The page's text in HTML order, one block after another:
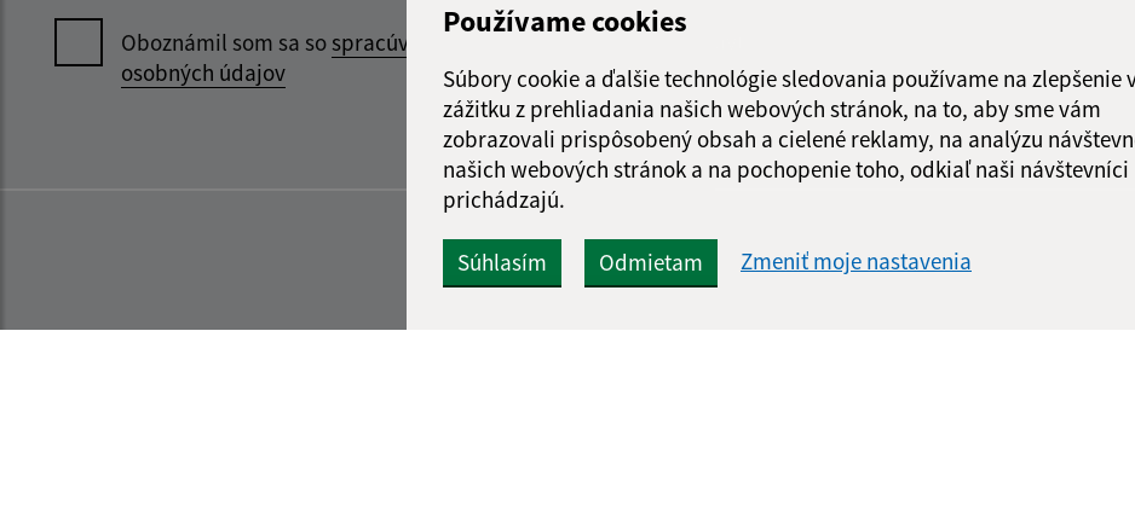
Používame cookies
Súbory cookie a ďalšie technológie sledovania používame na zlepšenie
zážitku z prehliadania našich webových stránok, na to, aby sme vám
zobrazovali prispôsobený obsah a cielené reklamy, na analýzu
našich webových stránok a na pochopenie toho, odkiaľ naši návštevníci
prichádzajú.
Súhlasím Odmietam Zmeniť moje nastavenia
Oboznámil som sa sospracúvaním
osobných údajov
Google reCaptcha Response
Odoslať správu